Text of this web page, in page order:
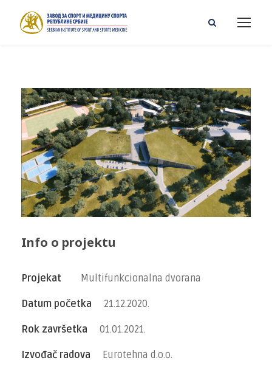
Info o projektu
Projekat Multifunkcionalna dvorana
Datum početka 21.12.2020.
Rok završetka 01.01.2021.
Izvođač radova Eurotehna d.o.o.